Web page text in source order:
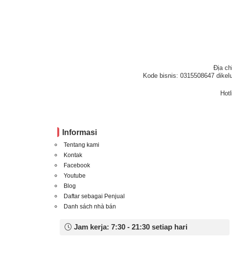
Địa
Kode bisnis: 0315508647
Informasi
Tentang kami
Kontak
Facebook
Youtube
Blog
Daftar sebagai Penjual
Danh sách nhà bán
Jam kerja: 7:30 - 21:30 setiap hari